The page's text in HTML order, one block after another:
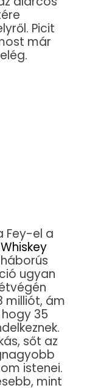
Picit
már
Fey-el a
Whiskey
ugyan
milliót, ám
35
sőt az
istenei.
mint